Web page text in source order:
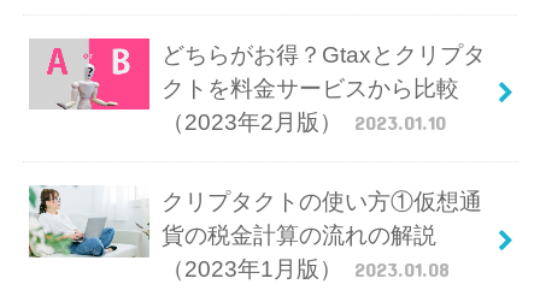
どちらがお得？Gtaxとクリプタ
クトを料金サービスから比較
（2023年2月版）
2023.01.10
クリプタクトの使い方①仮想通
貨の税金計算の流れの解説
（2023年1月版）
2023.01.08